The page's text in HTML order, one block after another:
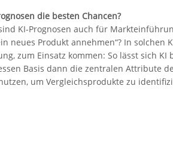
die besten Chancen?
KI-Prognosen auch für
neues Produkt annehmen“? In solchen
zum Einsatz kommen: So lässt sich
Basis dann die zentralen Attribute
um Vergleichsprodukte zu